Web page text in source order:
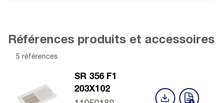
Références produits et accessoires
5 références
SR 356 F1
203X102